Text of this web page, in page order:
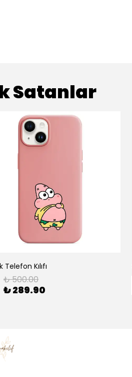
Satanlar
Telefon Kılıfı
₺ 500.00
₺ 289.90